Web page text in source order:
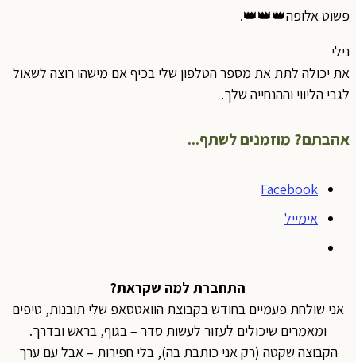
פשוט אלופה👑👑👑.
נילי
את יכולה לתת את מספר הטלפון שלי בכיף אם מישהו רוצה לשאול
לגבי הליווי וההנחייה שלך.
אהבתם? מוזמנים לשתף...
Facebook
אימייל
התחברת למה שקראת?
אני שולחת פעמיים בחודש בקבוצת הוואטסאפ שלי תובנות, טיפים
ומאמרים שיכולים לעזור לעשות סדר – בגוף, בראש ובדרך.
הקבוצה שקטה (רק אני כותבת בה), בלי חפירות – אבל עם ערך